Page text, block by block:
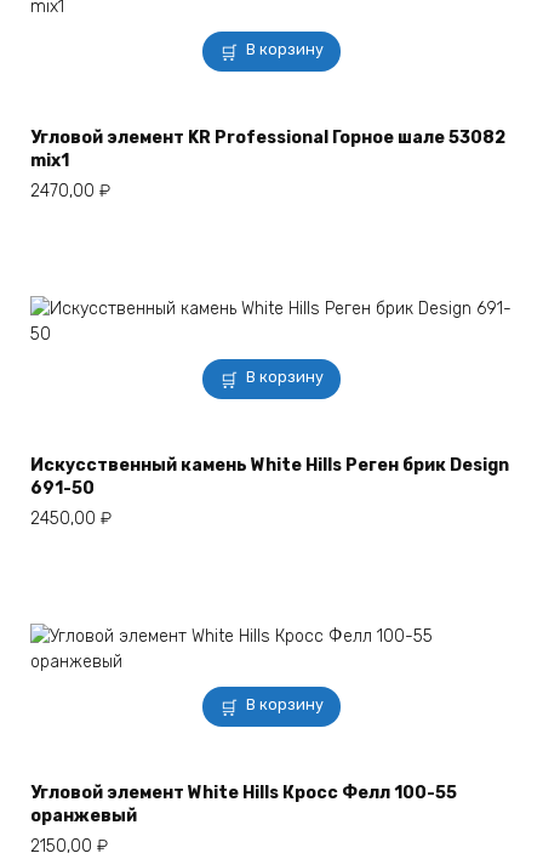
В корзину
Угловой элемент KR Professional Горное шале 53082
mix1
2470,00 ₽
В корзину
Искусственный камень White Hills Реген брик Design
691-50
2450,00 ₽
В корзину
Угловой элемент White Hills Кросс Фелл 100-55
оранжевый
2150,00 ₽